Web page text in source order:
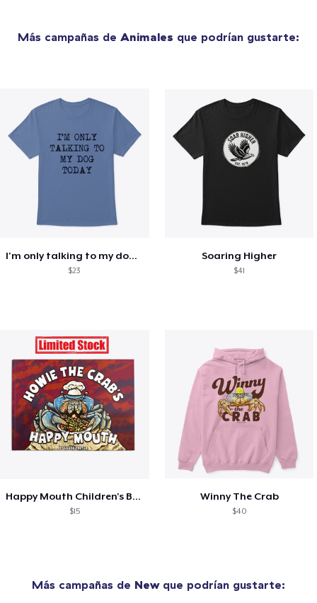
Más campañas de Animales que podrían gustarte:
I'm only talking to my dog today
$23
Soaring Higher
$41
Happy Mouth Children's Book
$15
Winny The Crab
$40
Más campañas de Newque podrían gustarte: